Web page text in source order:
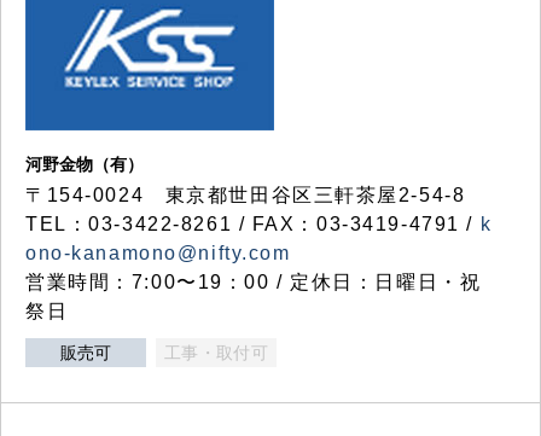
河野金物（有）
〒154-0024 東京都世田谷区三軒茶屋2-54-8
TEL：03-3422-8261 / FAX：03-3419-4791 / k
ono-kanamono@nifty.com
営業時間：7:00〜19：00 / 定休日：日曜日・祝
祭日
販売可 工事・取付可